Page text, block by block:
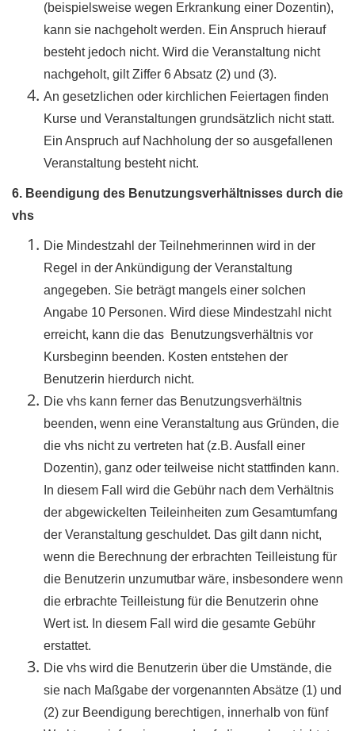
(beispielsweise wegen Erkrankung einer Dozentin),
kann sie nachgeholt werden. Ein Anspruch hierauf
besteht jedoch nicht. Wird die Veranstaltung nicht
nachgeholt, gilt Ziffer 6 Absatz (2) und (3).
An gesetzlichen oder kirchlichen Feiertagen finden
Kurse und Veranstaltungen grundsätzlich nicht statt.
Ein Anspruch auf Nachholung der so ausgefallenen
Veranstaltung besteht nicht.
6. Beendigung des Benutzungsverhältnisses durch die
vhs
Die Mindestzahl der Teilnehmerinnen wird in der
Regel in der Ankündigung der Veranstaltung
angegeben. Sie beträgt mangels einer solchen
Angabe 10 Personen. Wird diese Mindestzahl nicht
erreicht, kann die das Benutzungsverhältnis vor
Kursbeginn beenden. Kosten entstehen der
Benutzerin hierdurch nicht.
Die vhs kann ferner das Benutzungsverhältnis
beenden, wenn eine Veranstaltung aus Gründen, die
die vhs nicht zu vertreten hat (z.B. Ausfall einer
Dozentin), ganz oder teilweise nicht stattfinden kann.
In diesem Fall wird die Gebühr nach dem Verhältnis
der abgewickelten Teileinheiten zum Gesamtumfang
der Veranstaltung geschuldet. Das gilt dann nicht,
wenn die Berechnung der erbrachten Teilleistung für
die Benutzerin unzumutbar wäre, insbesondere wenn
die erbrachte Teilleistung für die Benutzerin ohne
Wert ist. In diesem Fall wird die gesamte Gebühr
erstattet.
Die vhs wird die Benutzerin über die Umstände, die
sie nach Maßgabe der vorgenannten Absätze (1) und
(2) zur Beendigung berechtigen, innerhalb von fünf